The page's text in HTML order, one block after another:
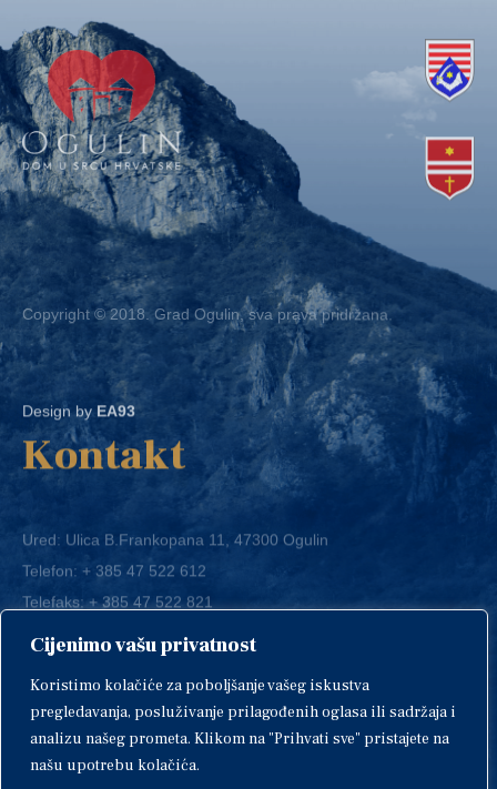
Cijenimo vašu privatnost
Koristimo kolačiće za poboljšanje vašeg iskustva
pregledavanja, posluživanje prilagođenih oglasa ili sadržaja i
analizu našeg prometa. Klikom na "Prihvati sve" pristajete na
našu upotrebu kolačića.
Copyright © 2018. Grad Ogulin, sva prava pridržana.
Design byEA93
Kontakt
Ured: Ulica B.Frankopana 11, 47300 Ogulin
Telefon:+ 385 47 522 612
Telefaks:+ 385 47 522 821
E-mail:grad-ogulin@ogulin.hr